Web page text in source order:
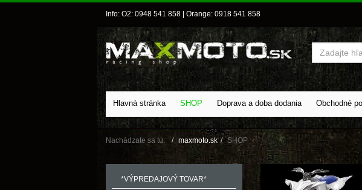
Info: O2: 0948 541 858 | Orange: 0918 541 858
Vyhľadať
Hlavná stránka SHOP Doprava a doba dodania Obchodné
Nachádzate sa tu: maxmoto.sk SHOP
*VÝPREDAJOVÝ TOVAR*